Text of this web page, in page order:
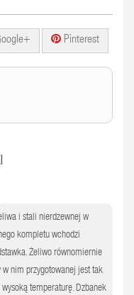
Pinterest
i stali nierdzewnej w
kompletu wchodzi
Żeliwo równomiernie
nim przygotowanej jest tak
temperaturę. Dzbanek